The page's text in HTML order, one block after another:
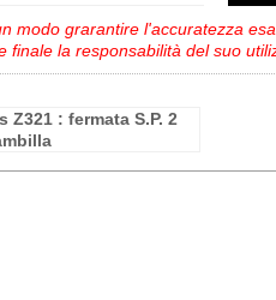
modo grarantire l'accuratezza
finale la responsabilità del suo
Z321 : fermata S.P. 2